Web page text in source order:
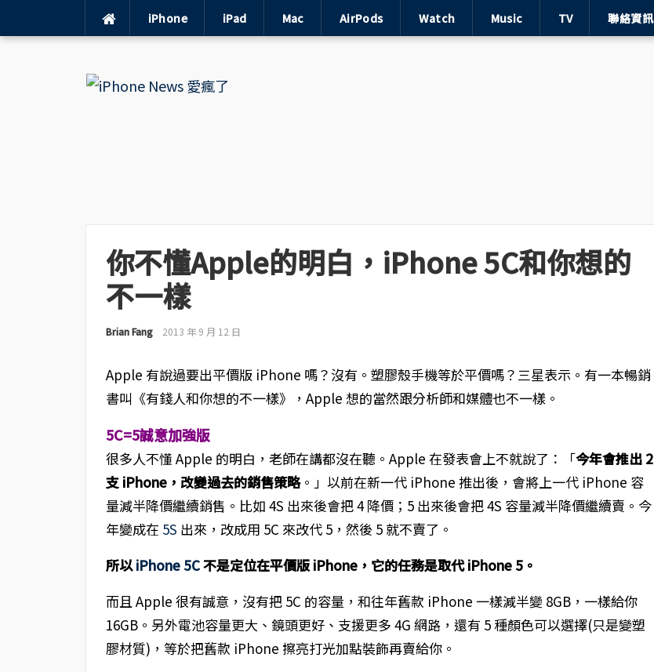
iPhone iPad Mac AirPods Watch Music TV 聯絡資訊
你不懂Apple的明白，iPhone 5C和你想的
不一樣
Brian Fang 2013 年 9 月 12 日
Apple 有說過要出平價版 iPhone 嗎？沒有。塑膠殼手機等於平價嗎？三星表示。有一本暢銷
書叫《有錢人和你想的不一樣》，Apple 想的當然跟分析師和媒體也不一樣。
5C=5誠意加強版
很多人不懂 Apple 的明白，老師在講都沒在聽。Apple 在發表會上不就說了：「今年會推出 2
支 iPhone，改變過去的銷售策略。」以前在新一代 iPhone 推出後，會將上一代 iPhone 容
量減半降價繼續銷售。比如 4S 出來後會把 4 降價；5 出來後會把 4S 容量減半降價繼續賣。今
年變成在 5S 出來，改成用 5C 來改代 5，然後 5 就不賣了。
所以iPhone 5C不是定位在平價版 iPhone，它的任務是取代 iPhone 5。
而且 Apple 很有誠意，沒有把 5C 的容量，和往年舊款 iPhone 一樣減半變 8GB，一樣給你
16GB。另外電池容量更大、鏡頭更好、支援更多 4G 網路，還有 5 種顏色可以選擇(只是變塑
膠材質)，等於把舊款 iPhone 擦亮打光加點裝飾再賣給你。